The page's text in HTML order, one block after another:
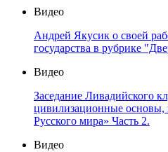
Видео
Андрей Якусик о своей
государства в рубрике
Видео
Заседание Ливадийского
цивилизационные основы,
Русского мира» Часть 2.
Видео